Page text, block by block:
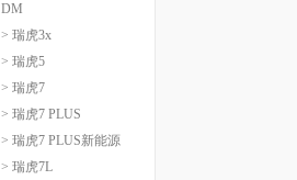
DM
> 瑞虎3x
> 瑞虎5
> 瑞虎7
> 瑞虎7 PLUS
> 瑞虎7 PLUS新能源
> 瑞虎7L